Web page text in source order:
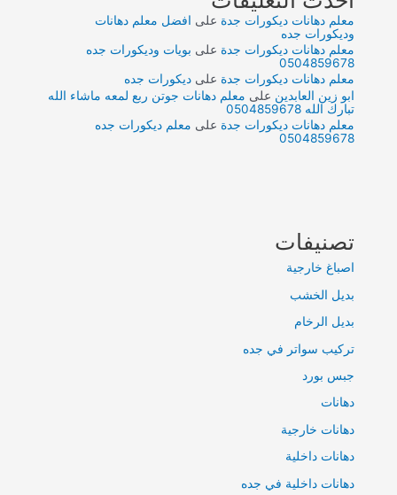
معلم دهانات ديكورات جدة على افضل معلم دهانات
وديكورات جده
معلم دهانات ديكورات جدة على بويات وديكورات جده
0504859678
معلم دهانات ديكورات جدة علىديكورات جده
ابو زين العابدين على معلم دهانات جوتن ربع لمعه ماشاء الله
تبارك الله 0504859678
معلم دهانات ديكورات جدة على معلم ديكورات جده
0504859678
تصنيفات
اصباغ خارجية
بديل الخشب
بديل الرخام
تركيب سواتر في جده
جبس بورد
دهانات
دهانات خارجية
دهانات داخلية
دهانات داخلية في جده